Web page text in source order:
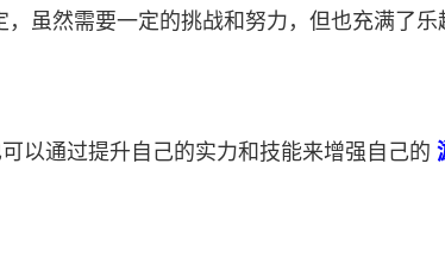
，虽然需要一定的挑战和努力，但也充满了乐
以通过提升自己的实力和技能来增强自己的